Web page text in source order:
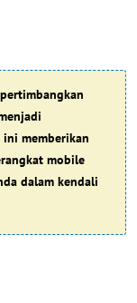
ini memberikan
mobile
dalam kendali